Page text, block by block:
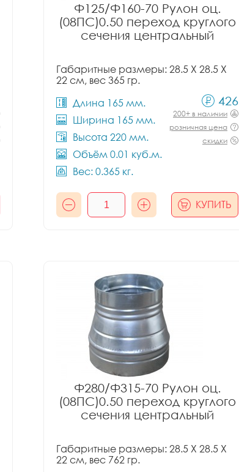
Ф125/Ф160-70 Рулон оц.
(08ПС)0.50 переход круглого
сечения центральный
Габаритные размеры: 28.5 X 28.5 X
22 см, вес 365 гр.
Длина 165 мм.
Ширина 165 мм.
Высота 220 мм.
Объём 0.01 куб.м.
Вес: 0.365 кг.
426
200+ в наличии
розничная цена
скидки
КУПИТЬ
Ф280/Ф315-70 Рулон оц.
(08ПС)0.50 переход круглого
сечения центральный
Габаритные размеры: 28.5 X 28.5 X
22 см, вес 762 гр.